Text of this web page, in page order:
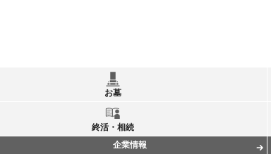
お墓
終活・相続
企業情報